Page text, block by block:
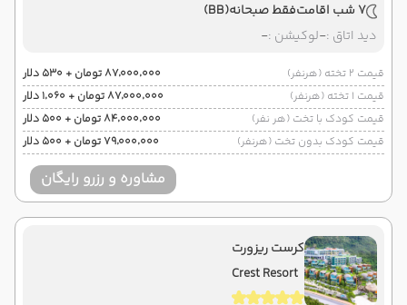
7 شب اقامت فقط صبحانه(BB)
دید اتاق :-لوکیشن :-
قیمت 2 تخته (هرنفر)
۸۷٬۰۰۰٬۰۰۰ تومان + ۵۳۰ دلار
قیمت 1 تخته (هرنفر)
۸۷٬۰۰۰٬۰۰۰ تومان + ۱٬۰۶۰ دلار
قیمت کودک با تخت (هر نفر)
۸۴٬۰۰۰٬۰۰۰ تومان + ۵۰۰ دلار
قیمت کودک بدون تخت (هرنفر)
۷۹٬۰۰۰٬۰۰۰ تومان + ۵۰۰ دلار
مشاوره و رزرو رایگان
کرست ریزورت
Crest Resort